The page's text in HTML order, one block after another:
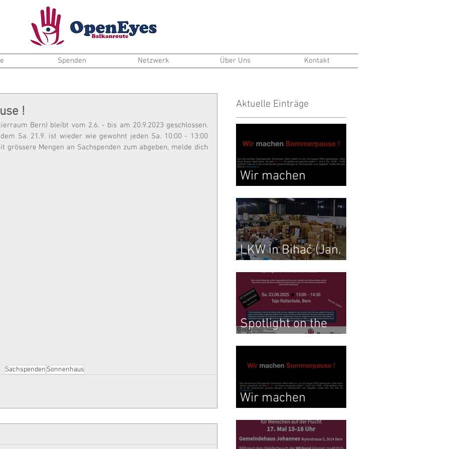
Spenden Netzwerk Über Uns Kontakt
!
Bern) bleibt vom 2.6. - bis am 20.9.2023 geschlossen.
Sa. 21.9. ist wieder wie gewohnt jeden Sa. 10:00 - 13:00
grössere Mengen an Sachspenden zum abgeben, melde dich
Sachspenden Sonnenhaus
Aktuelle Einträge
Wir machen
LKW in Bihać (Jan.
Spotlight on the
Wir machen